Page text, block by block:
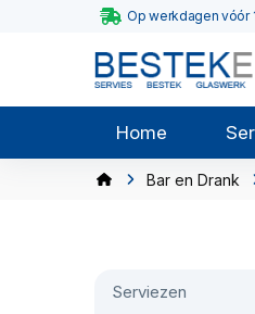
Op werkdagen vóór
Home
Bar en Drank
Serviezen